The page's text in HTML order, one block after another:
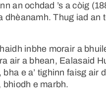
an ochdad ’s a còig
dhèanamh. Thug iad an
inbhe morair a
air a bhean, Ealasaid
bha e a’ tighinn faisg air
bhiodh e marbh.